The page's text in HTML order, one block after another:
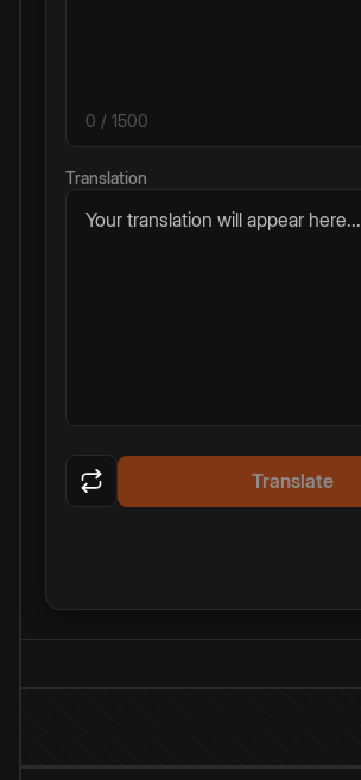
0 / 1500
Translation
Your translation will appear here...
Translate